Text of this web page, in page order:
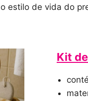
estilo de vida do
Kit